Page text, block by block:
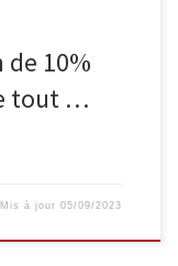
10%
tout …
Mis à jour05/09/2023